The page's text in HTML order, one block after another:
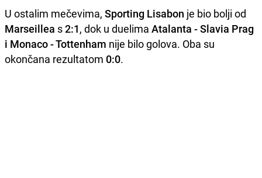
U ostalim mečevima, Sporting Lisabon je bio bolji od
Marseillea s2:1, dok u duelima Atalanta - Slavia Prag
i Monaco - Tottenham nije bilo golova. Oba su
okončana rezultatom 0:0.